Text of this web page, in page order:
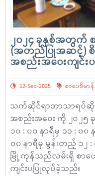
၂၀၂၄ ခုနှစ်အတွက်
(အတည်ပြုအဆင့်) စိစ
အစည်းအဝေးကျင်းပ
12-Sep-2025 စာပေဗိမာန်
သက်ဆိုင်ရာဘာသာရပ်
အစည်းအဝေး ကို ၂ဝ၂
၁၀ : ၀၀ နာရီမှ ၁၁ : ၀
၀၀ နာရီမှ မွန်းတည့် ၁
မြို့ ကုန်သည်လမ်းရှိ စာပေ
ကျင်းပပြုလုပ်ခဲ့သည်။